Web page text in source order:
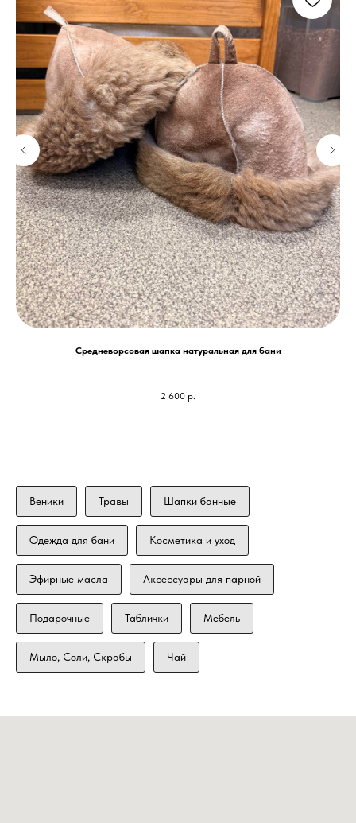
Средневорсовая шапка натуральная для бани
2 600 р.
Веники Травы Шапки банные
Одежда для бани Косметика и уход
Эфирные масла Аксессуары для парной
Подарочные Таблички Мебель
Мыло, Соли, Скрабы Чай